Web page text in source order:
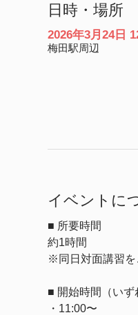
日時・場所
2026年3月24日
梅田駅周辺
イベントに
■ 所要時間
約1時間
※同日対面講習を
■ 開始時間（いず
・11:00〜